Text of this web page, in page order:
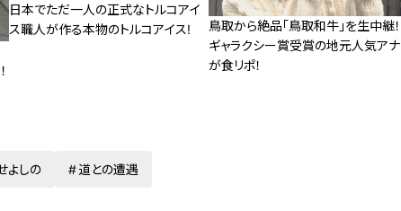
日本でただ一人の正式なトルコアイ
ス職人が作る本物のトルコアイス!
鳥取から絶品「鳥取和牛」を生中継！
ギャラクシー賞受賞の地元人気アナ
が食リポ！
よしの 道との遭遇